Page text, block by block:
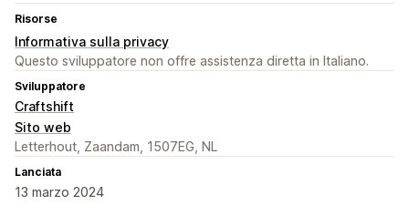
Risorse
Informativa sulla privacy
Questo sviluppatore non offre assistenza diretta in Italiano.
Sviluppatore
Craftshift
Sito web
Letterhout, Zaandam, 1507EG, NL
Lanciata
13 marzo 2024